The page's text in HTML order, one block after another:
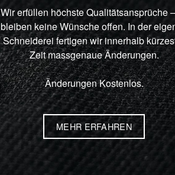
Wir erfüllen höchste Qualitätsansprüche
bleiben keine Wünsche offen. In der
Schneiderei fertigen wir innerhalb
Zeit massgenaue Änderungen.
Änderungen Kostenlos.
MEHR ERFAHREN